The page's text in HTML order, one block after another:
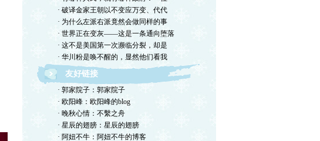
· 破译金家王朝以不变应万变、代代
· 为什么左派右派竟然会做同样的事
· 世界正在变灰——这是一条通向堕落
· 这不是美国第一次濒临分裂，却是
· 华川粉是唤不醒的，显然他们看我
友好链接
· 郭家院子：郭家院子
· 欧阳峰：欧阳峰的blog
· 晚秋心情：不繫之舟
· 星辰的翅膀：星辰的翅膀
· 阿妞不牛：阿妞不牛的博客